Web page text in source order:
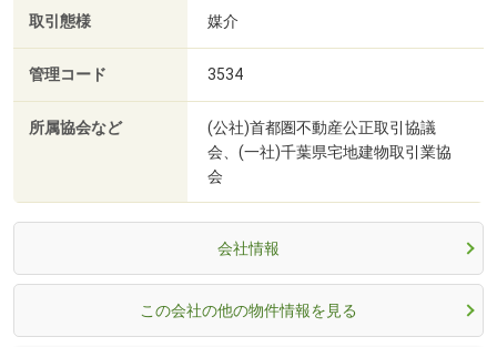
取引態様 媒介
管理コード 3534
所属協会など
(公社)首都圏不動産公正取引協議
会、(一社)千葉県宅地建物取引業協
会
会社情報
この会社の他の物件情報を見る